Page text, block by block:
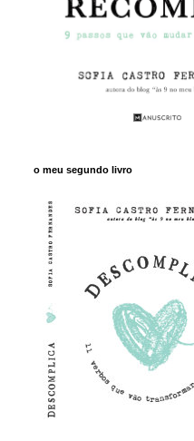
o meu segundo livro